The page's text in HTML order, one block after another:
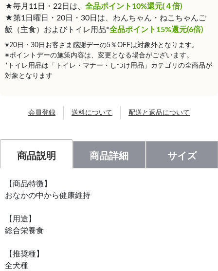
★毎月11日・22日は、 全品ポイント10%還元(４倍)
★第1日曜日・20日・30日は、わんちゃん・ねこちゃんご
飯（主食）およびトイレ用品*全品ポイント15%還元(6倍)
※20日・30日お客さま感謝デーの5％OFFは対象外となります。
※ポイントデーの施策内容は、変更となる場合がございます。
*トイレ用品は「トイレ・マナー・しつけ用品」カテゴリの全商品が
対象となります
会員登録 送料について 配送と返品について
商品説明 商品詳細 サイズ
【商品特徴】
おなかの中から健康維持
【用途】
総合栄養食
【推奨種】
全犬種